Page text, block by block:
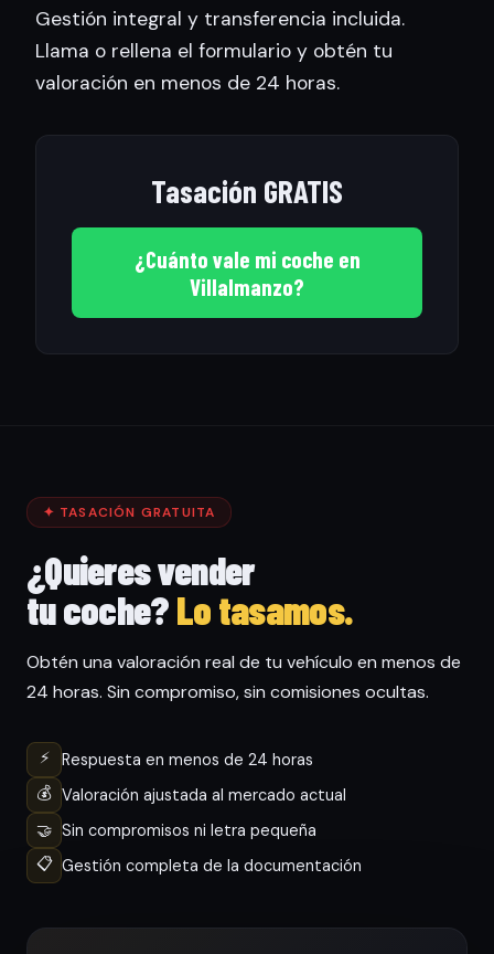
Gestión integral y transferencia incluida.
Llama o rellena el formulario y obtén tu
valoración en menos de 24 horas.
Tasación GRATIS
¿Cuánto vale mi coche en
Villalmanzo?
✦ TASACIÓN GRATUITA
¿Quieres vender
tu coche?Lo tasamos.
Obtén una valoración real de tu vehículo en menos de
24 horas. Sin compromiso, sin comisiones ocultas.
⚡
Respuesta en menos de 24 horas
💰 Valoración ajustada al mercado actual
🤝 Sin compromisos ni letra pequeña
📋 Gestión completa de la documentación